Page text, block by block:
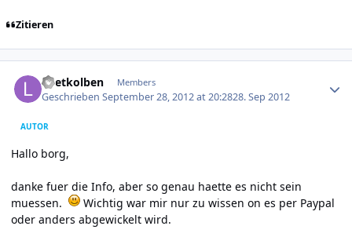
Zitieren
Loetkolben Members
GeschriebenSeptember 28, 2012 at 20:2828. Sep 2012
AUTOR
Hallo borg,
danke fuer die Info, aber so genau haette es nicht sein
muessen.
Wichtig war mir nur zu wissen on es per Paypal
oder anders abgewickelt wird.